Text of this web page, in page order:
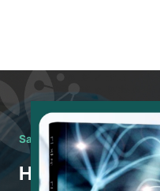
Saeron Clinic лечит таким
Начинаем с